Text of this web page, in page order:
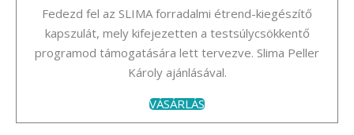
Fedezd fel az SLIMA forradalmi étrend-kiegészítő
kapszulát, mely kifejezetten a testsúlycsökkentő
programod támogatására lett tervezve. Slima Peller
Károly ajánlásával.
VÁSÁRLÁS